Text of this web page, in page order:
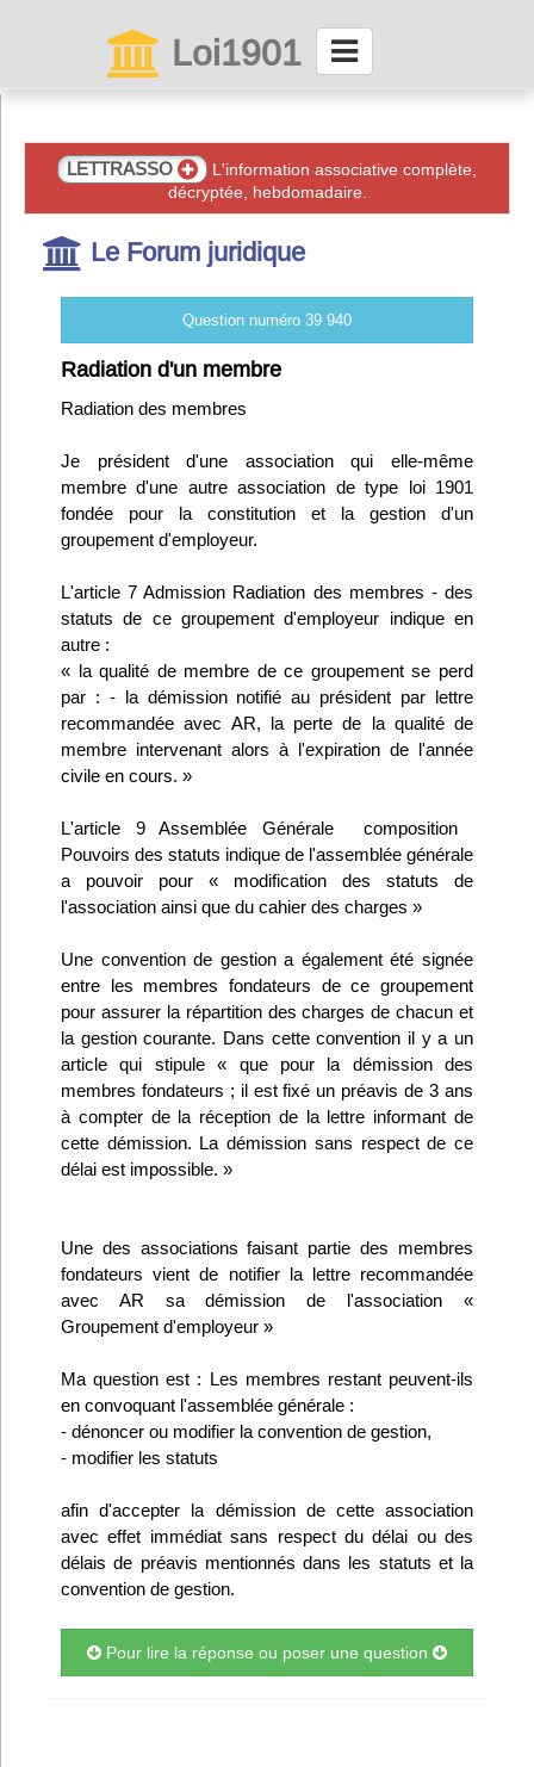
Loi1901
Connexion
Abonnez-vous à LettrAsso
Menu général
ServiceAsso
Partager
VieAsso
Divers
Abo Lettrasso
Désabo Lettrasso
Nous contacter
LETTRASSO
L'information associative complète,
décryptée, hebdomadaire.
Le Forum juridique
Question numéro 39 940
Radiation d'un membre
Radiation des membres
Je président d'une association qui elle-même
membre d'une autre association de type loi 1901
fondée pour la constitution et la gestion d'un
groupement d'employeur.
L'article 7 Admission Radiation des membres - des
statuts de ce groupement d'employeur indique en
autre :
« la qualité de membre de ce groupement se perd
par : - la démission notifié au président par lettre
recommandée avec AR, la perte de la qualité de
membre intervenant alors à l'expiration de l'année
civile en cours. »
L'article 9 Assemblée Générale  composition 
Pouvoirs des statuts indique de l'assemblée générale
a pouvoir pour « modification des statuts de
l'association ainsi que du cahier des charges »
Une convention de gestion a également été signée
entre les membres fondateurs de ce groupement
pour assurer la répartition des charges de chacun et
la gestion courante. Dans cette convention il y a un
article qui stipule « que pour la démission des
membres fondateurs ; il est fixé un préavis de 3 ans
à compter de la réception de la lettre informant de
cette démission. La démission sans respect de ce
délai est impossible. »
Une des associations faisant partie des membres
fondateurs vient de notifier la lettre recommandée
avec AR sa démission de l'association «
Groupement d'employeur »
Ma question est : Les membres restant peuvent-ils
en convoquant l'assemblée générale :
- dénoncer ou modifier la convention de gestion,
- modifier les statuts
afin d'accepter la démission de cette association
avec effet immédiat sans respect du délai ou des
délais de préavis mentionnés dans les statuts et la
convention de gestion.
Pour lire la réponse ou poser une question